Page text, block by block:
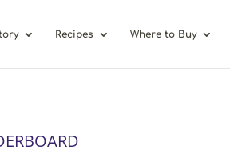
Recipes Where to Buy